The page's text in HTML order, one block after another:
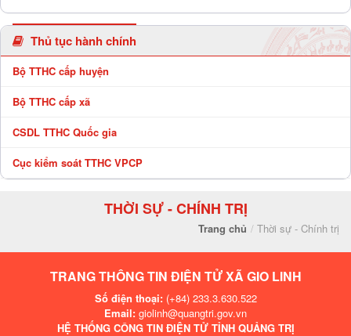
Thủ tục hành chính
Bộ TTHC cấp huyện
Bộ TTHC cấp xã
CSDL TTHC Quốc gia
Cục kiểm soát TTHC VPCP
THỜI SỰ - CHÍNH TRỊ
Trang chủ Thời sự - Chính trị
TRANG THÔNG TIN ĐIỆN TỬ XÃ GIO LINH
Số điện thoại:(+84) 233.3.630.522
Email: giolinh@quangtri.gov.vn
HỆ THỐNG CÔNG TIN ĐIỆN TỬ TỈNH QUẢNG TRỊ